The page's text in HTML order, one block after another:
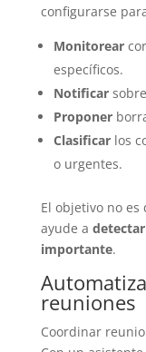
configurarse
Monitorear
específicos.
Notificar
Proponer
Clasificarlos
o urgentes.
El objetivo no es
ayude a
importante.
reuniones
Coordinar